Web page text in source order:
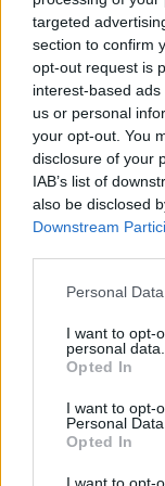
targeted
section to confirm
opt-out request is
interest-based
us or personal
your opt-out. You
disclosure of your
IAB’s list of
also be disclosed
Downstream
Please note that
not limited to your
grant or deny
use your data for
consent section.
Personal
I want to opt-
personal data.
Opted In
I want to opt-
Personal Data.
Opted In
I want to opt-
„Bennetek,
ha egy fiú
végtelenül
folyik még a
maximum a
során senki
célozgatások,
egymás
Az E/1-es
pörgősségén;
„Én nem
beismerni a
hibákat.” Ez
olvasót (engem
amikor a
az ember